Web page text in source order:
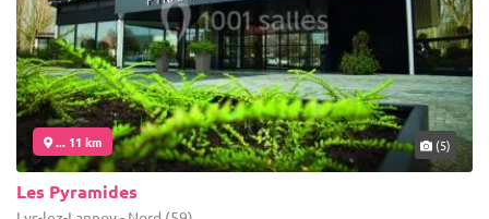
... 11 km (5)
Les Pyramides